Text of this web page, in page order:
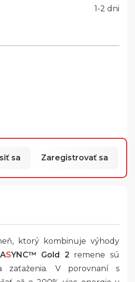
1-2 dni
sa Zaregistrovať sa
ktorý kombinuje výhody
SYNC™ Gold 2 remene sú
V porovnaní s